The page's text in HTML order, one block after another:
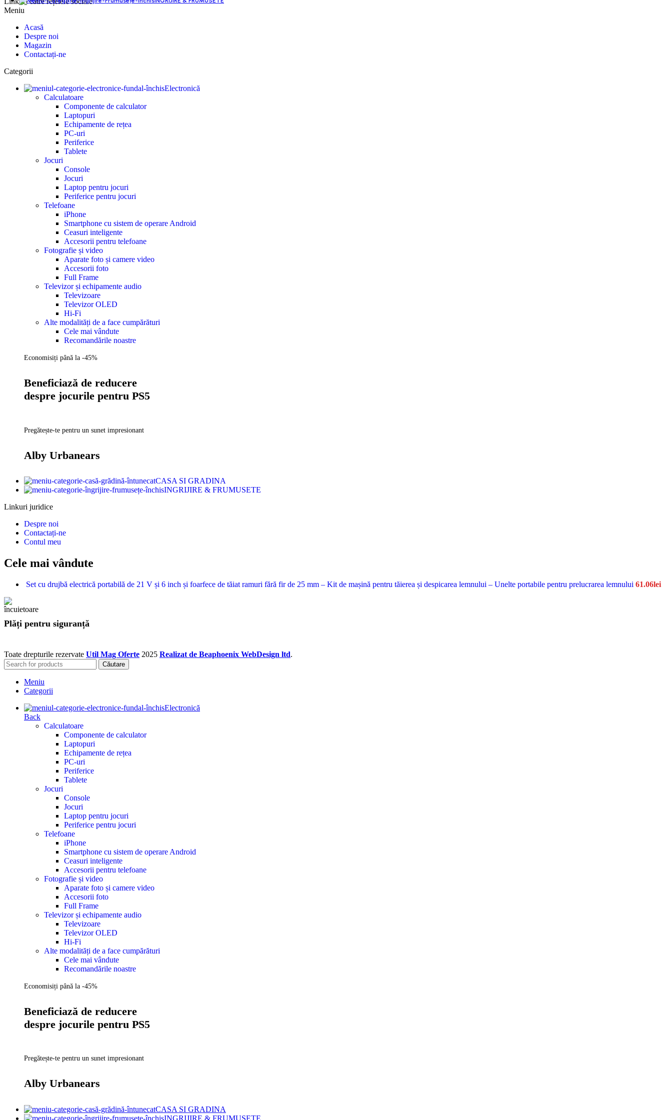
Meniu
Acasă
Despre noi
Magazin
Contactați-ne
Categorii
Electronică
Calculatoare
Componente de calculator
Laptopuri
Echipamente de rețea
PC-uri
Periferice
Tablete
Jocuri
Console
Jocuri
Laptop pentru jocuri
Periferice pentru jocuri
Telefoane
iPhone
Smartphone cu sistem de operare Android
Ceasuri inteligente
Accesorii pentru telefoane
Fotografie și video
Aparate foto și camere video
Accesorii foto
Full Frame
Televizor și echipamente audio
Televizoare
Televizor OLED
Hi-Fi
Alte modalități de a face cumpărături
Cele mai vândute
Recomandările noastre
Economisiți până la -45%
Beneficiază de reducere
despre jocurile pentru PS5
Pregătește-te pentru un sunet impresionant
Alby Urbanears
CASA SI GRADINA
INGRIJIRE & FRUMUSETE
Linkuri juridice
Despre noi
Contactați-ne
Contul meu
Cele mai vândute
Set cu drujbă electrică portabilă de 21 V și 6 inch și foarfece de tăiat ramuri fără fir de 25 mm – Kit de mașină pentru tăierea și despicarea lemnului – Unelte portabile pentru prelucrarea lemnului 61.06lei
Plăți pentru siguranță
Toate drepturile rezervate Util Mag Oferte 2025 Realizat de Beaphoenix WebDesign ltd.
Căutare
Meniu
Categorii
Electronică
Back
Calculatoare
Componente de calculator
Laptopuri
Echipamente de rețea
PC-uri
Periferice
Tablete
Jocuri
Console
Jocuri
Laptop pentru jocuri
Periferice pentru jocuri
Telefoane
iPhone
Smartphone cu sistem de operare Android
Ceasuri inteligente
Accesorii pentru telefoane
Fotografie și video
Aparate foto și camere video
Accesorii foto
Full Frame
Televizor și echipamente audio
Televizoare
Televizor OLED
Hi-Fi
Alte modalități de a face cumpărături
Cele mai vândute
Recomandările noastre
Economisiți până la -45%
Beneficiază de reducere
despre jocurile pentru PS5
Pregătește-te pentru un sunet impresionant
Alby Urbanears
CASA SI GRADINA
INGRIJIRE & FRUMUSETE